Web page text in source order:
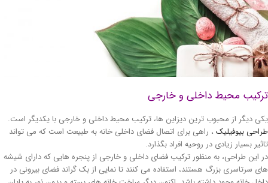
محیط داخلی و خارجی
دیگر از محبوب ترین دیزاین ها، ترکیب محیط داخلی و خارجی با یکدیگر است.
بیوفیلیک، راهی برای اتصال فضای داخلی خانه به طبیعت است که می تواند
بسیار زیادی در روحیه افراد بگذارد.
این طراحی، به منظور ترکیب فضای داخلی و خارجی از پنجره هایی که دارای شیشه
سرتاسری بزرگ هستند، استفاده می کنند تا نمایی از بک گراند فضای بیرونی در